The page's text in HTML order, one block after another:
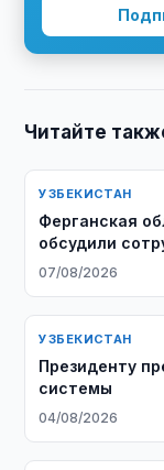
Читайте
УЗБЕКИСТАН
Ферганская
обсудили
07/08/2026
УЗБЕКИСТАН
Президенту
системы
04/08/2026